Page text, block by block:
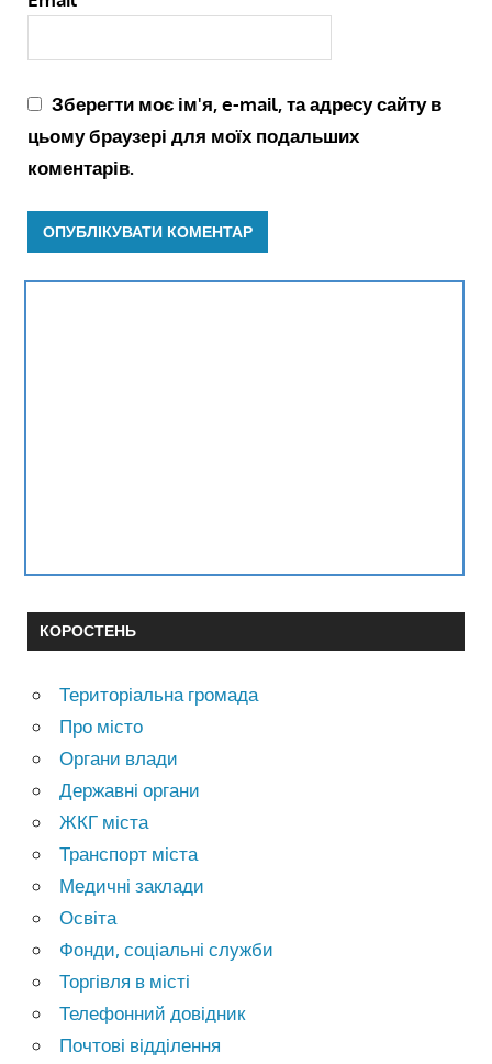
Зберегти моє ім'я, e-mail, та адресу сайту в
цьому браузері для моїх подальших
коментарів.
КОРОСТЕНЬ
Територіальна громада
Про місто
Органи влади
Державні органи
ЖКГ міста
Транспорт міста
Медичні заклади
Освіта
Фонди, соціальні служби
Торгівля в місті
Телефонний довідник
Почтові відділення